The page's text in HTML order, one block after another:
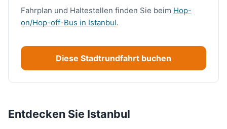
Fahrplan und Haltestellen finden Sie beim Hop-
on/Hop-off-Bus in Istanbul.
Diese Stadtrundfahrt buchen
Entdecken Sie Istanbul